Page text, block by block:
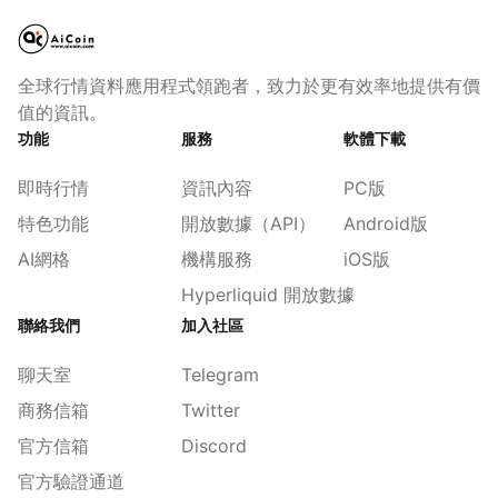
全球行情資料應用程式領跑者，致力於更有效率地提供有價
值的資訊。
功能
即時行情
特色功能
AI網格
服務
資訊內容
開放數據（API）
機構服務
Hyperliquid 開放數據
軟體下載
PC版
Android版
iOS版
聯絡我們
聊天室
商務信箱
官方信箱
官方驗證通道
加入社區
Telegram
Twitter
Discord